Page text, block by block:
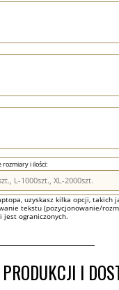
i ilości:
uzyskasz kilka opcji, takich
tekstu (pozycjonowanie/
ograniczonych.
I